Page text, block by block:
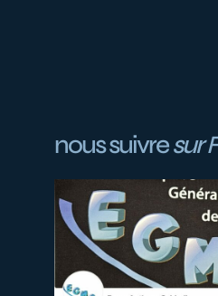
nous suivresur